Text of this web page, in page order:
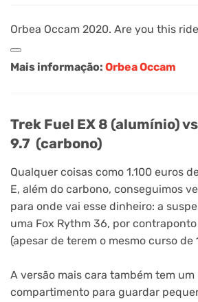
Orbea Occam 2020. Are you this
Mais informação: Orbea Occam
Trek Fuel EX 8 (alumínio)
9.7 (carbono)
Qualquer coisas como 1.100 euros
E, além do carbono, conseguimos
para onde vai esse dinheiro: a
uma Fox Rythm 36, por
(apesar de terem o mesmo curso de
A versão mais cara também tem
compartimento para guardar